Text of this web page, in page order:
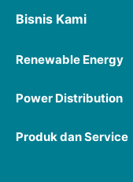
Bisnis Kami
Renewable Energy
Power Distribution
Produk dan Service